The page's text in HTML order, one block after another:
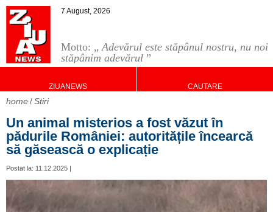
Motto: „Adevărul este stăpânul nostru, nu noi
stăpânim adevărul ”
7 August, 2026
ZIUANEWS CAUTARE
home Stiri
Un animal misterios a fost văzut în
pădurile României: autoritățile încearcă
să găsească o explicație
Postat la: 11.12.2025 |